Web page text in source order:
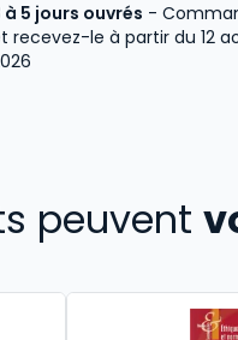
à 5 jours ouvrés -
recevez-le à partir du 12
peuvent